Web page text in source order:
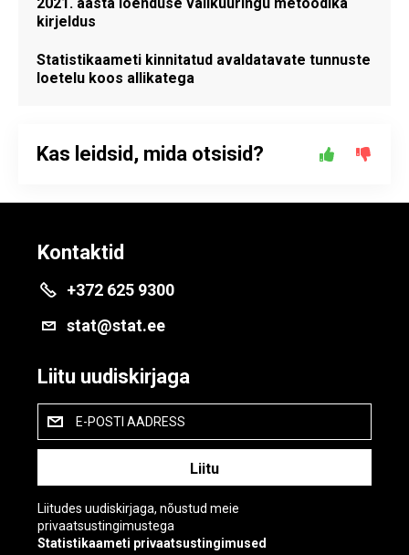
kirjeldus
Statistikaameti kinnitatud avaldatavate tunnuste
loetelu koos allikatega
Kas leidsid, mida otsisid?
Kontaktid
+372 625 9300
stat@stat.ee
Liitu uudiskirjaga
E-POSTI AADRESS
Liitudes uudiskirjaga, nõustud meie
privaatsustingimustega
Statistikaameti privaatsustingimused